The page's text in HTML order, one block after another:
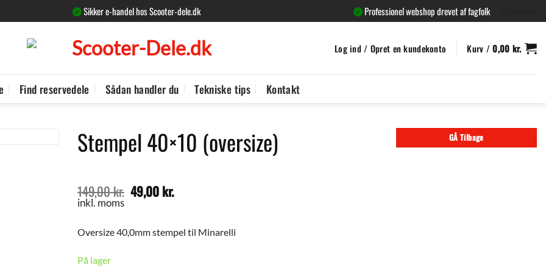
Sikker e-handel hos Scooter-dele.dk Professionel webshop drevet af fagfolk
Log ind / Opret en kundekonto Kurv /0,00 kr.
Find reservedele Sådan handler du Tekniske tips Kontakt
Stempel 40×10 (oversize) GÅ Tilbage
149,00kr. Den
oprindelige
var:
149,00 kr..
49,00kr.Den
er:
49,00 kr..
inkl. moms
Oversize 40,0mm stempel til Minarelli
På lager